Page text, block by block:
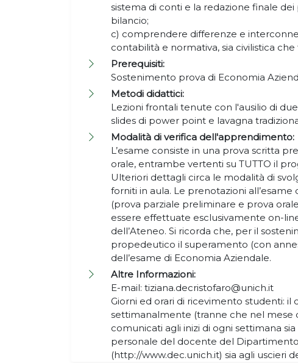
sistema di conti e la redazione finale
bilancio;
c) comprendere differenze e
contabilità e normativa, sia civilistica che
Prerequisiti:
Sostenimento prova di Economia
Metodi didattici:
Lezioni frontali tenute con l'ausilio di
slides di power point e lavagna
Modalità di verifica dell'apprendimento:
L’esame consiste in una prova scritta
orale, entrambe vertenti su TUTTO il
Ulteriori dettagli circa le modalità di
forniti in aula. Le prenotazioni
(prova parziale preliminare e prova
essere effettuate esclusivamente on-
dell’Ateneo. Si ricorda che, per il
propedeutico il superamento (con
dell’esame di Economia Aziendale.
Altre Informazioni:
E-mail: tiziana.decristofaro@unich.it
Giorni ed orari di ricevimento studenti: il
settimanalmente (tranne che nel mese
comunicati agli inizi di ogni settimana sia
personale del docente del
(http://www.dec.unich.it) sia agli uscieri